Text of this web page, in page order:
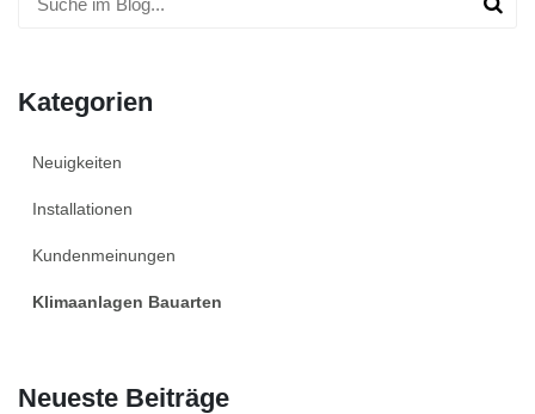
Kategorien
Neuigkeiten
Installationen
Kundenmeinungen
Klimaanlagen Bauarten
Neueste Beiträge